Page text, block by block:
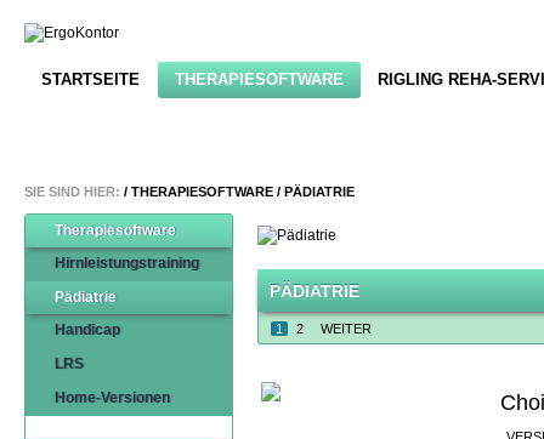
STARTSEITE THERAPIESOFTWARE RIGLING REHA-
SIE SIND HIER: / THERAPIESOFTWARE / PÄDIATRIE
Therapiesoftware
Hirnleistungstraining
Pädiatrie
Handicap
LRS
Home-Versionen
PÄDIATRIE
1 2 WEITER